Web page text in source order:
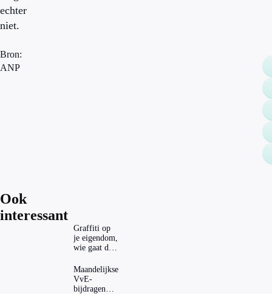
echter
niet.
Bron:
ANP
Ook
interessant
Graffiti op
je eigendom,
wie gaat dat
Maandelijkse
VvE-
bijdragen